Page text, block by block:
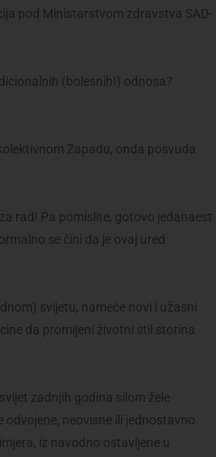
pod Ministarstvom zdravstva SAD-
(bolesnih!) odnosa?
Zapadu, onda posvuda
rad! Pa pomislite, gotovo jedanaest
se čini da je ovaj ured
svijetu, nameće novi i užasni
da promijeni životni stil stotina
zadnjih godina silom žele
neovisne ili jednostavno
iz navodno ostavljene u